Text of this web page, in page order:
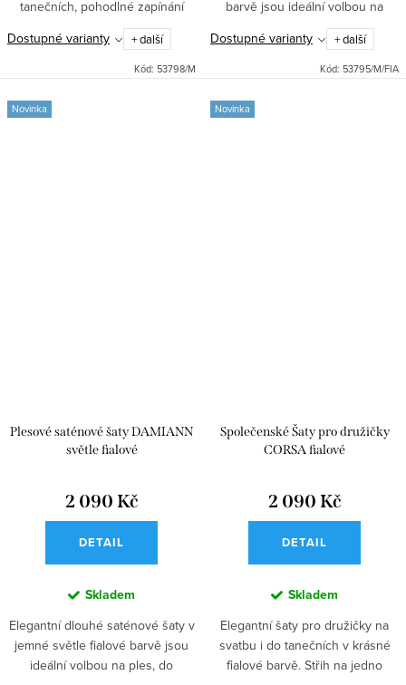
tanečních, pohodlné zapínání
vzadu na zip a šněrování,
rozparek pro volnost pohybu a
nevyztužená hrudní část pro
Dostupné varianty + další
Kód: 53798/M
barvě jsou ideální volbou na
svatbu, do tanečních i na ples.
Dlouhá sukně s rozparkem a
pohodlné zapínání vzadu na zip
Dostupné varianty + další
Kód: 53795/M/FIA
Novinka
Plesové saténové šaty DAMIANN
světle fialové
2 090 Kč
DETAIL
Skladem
Elegantní dlouhé saténové šaty v
jemné světle fialové barvě jsou
ideální volbou na ples, do
Novinka
Společenské Šaty pro družičky
CORSA fialové
2 090 Kč
DETAIL
Skladem
Elegantní šaty pro družičky na
svatbu i do tanečních v krásné
fialové barvě. Střih na jedno